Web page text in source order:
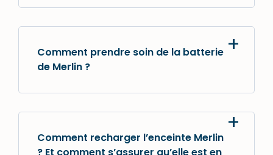
Comment prendre soin de la batterie
de Merlin ?
Comment recharger l’enceinte Merlin